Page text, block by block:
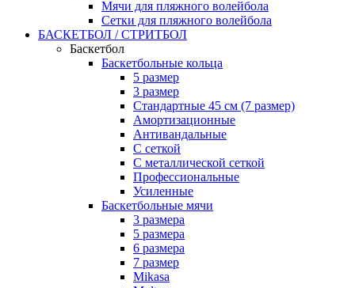
Мячи для пляжного волейбола
Сетки для пляжного волейбола
БАСКЕТБОЛ / СТРИТБОЛ
Баскетбол
Баскетбольные кольца
5 размер
3 размер
Стандартные 45 см (7 размер)
Амортизационные
Антивандальные
С сеткой
С металлической сеткой
Профессиональные
Усиленные
Баскетбольные мячи
3 размера
5 размера
6 размера
7 размер
Mikasa